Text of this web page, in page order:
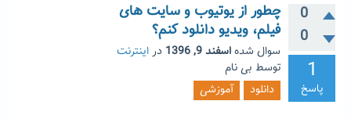
0
0
1
پاسخ
چطور از یوتیوب و سایت های
فیلم، ویدیو دانلود کنم؟
سوال شدهاسفند 9, 1396 دراینترنت
توسط بی نام
دانلود
آموزشی